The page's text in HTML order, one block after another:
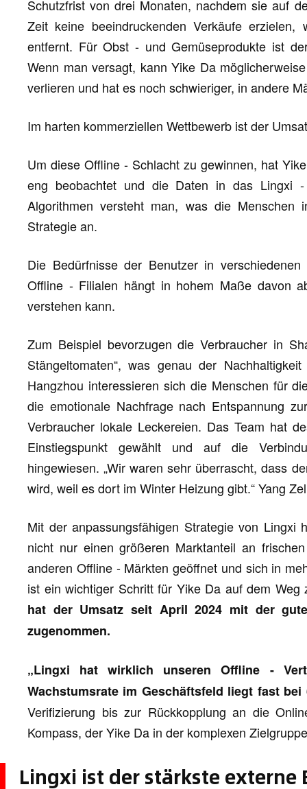
Schutzfrist von drei Monaten, nachdem sie auf
Zeit keine beeindruckenden Verkäufe
entfernt. Für Obst - und Gemüseprodukte ist
Wenn man versagt, kann Yike Da
verlieren und hat es noch schwieriger, in andere
Im harten kommerziellen Wettbewerb ist der
Um diese Offline - Schlacht zu gewinnen, hat
eng beobachtet und die Daten in das Lingxi -
Algorithmen versteht man, was die
Strategie an.
Die Bedürfnisse der Benutzer in
Offline - Filialen hängt in hohem Maße davon
verstehen kann.
Zum Beispiel bevorzugen die Verbraucher in
Stängeltomaten“, was genau der
Hangzhou interessieren sich die Menschen für
die emotionale Nachfrage nach Entspannung
Verbraucher lokale Leckereien. Das Team hat
Einstiegspunkt gewählt und auf die
hingewiesen. „Wir waren sehr überrascht, dass
wird, weil es dort im Winter Heizung gibt.“ Yang
Mit der anpassungsfähigen Strategie von
nicht nur einen größeren Marktanteil an
anderen Offline - Märkten geöffnet und sich in
ist ein wichtiger Schritt für Yike Da auf dem
hat der Umsatz seit April 2024 mit der
zugenommen.
„Lingxi hat wirklich unseren Offline -
Wachstumsrate im Geschäftsfeld liegt fast bei
Verifizierung bis zur Rückkopplung an die
Kompass, der Yike Da in der komplexen
Lingxi ist der stärkste externe